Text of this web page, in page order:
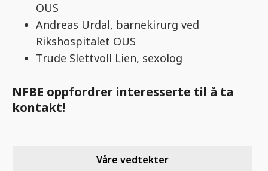
OUS
Andreas Urdal, barnekirurg ved
Rikshospitalet OUS
Trude Slettvoll Lien, sexolog
NFBE oppfordrer interesserte til å ta
kontakt!
Våre vedtekter